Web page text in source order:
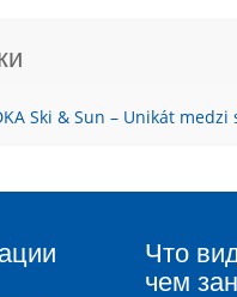
Ski & Sun – Unikát
Что
чем